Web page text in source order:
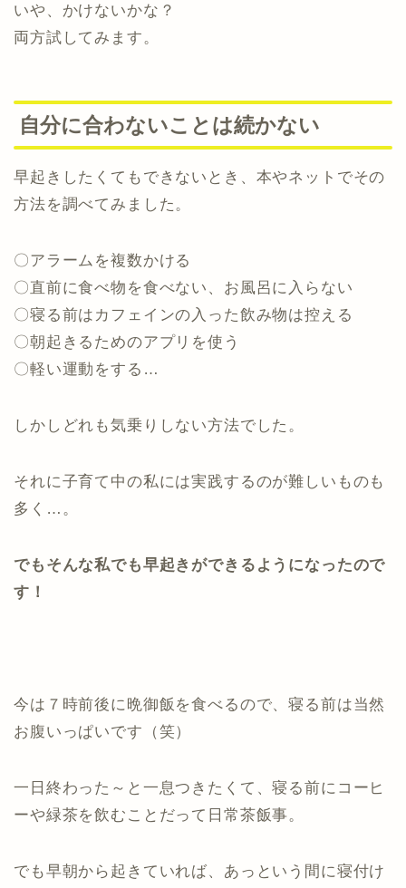
いや、かけないかな？
両方試してみます。
自分に合わないことは続かない
早起きしたくてもできないとき、本やネットでその
方法を調べてみました。
〇アラームを複数かける
〇直前に食べ物を食べない、お風呂に入らない
〇寝る前はカフェインの入った飲み物は控える
〇朝起きるためのアプリを使う
〇軽い運動をする…
しかしどれも気乗りしない方法でした。
それに子育て中の私には実践するのが難しいものも
多く…。
でもそんな私でも早起きができるようになったので
す！
今は７時前後に晩御飯を食べるので、寝る前は当然
お腹いっぱいです（笑）
一日終わった～と一息つきたくて、寝る前にコーヒ
ーや緑茶を飲むことだって日常茶飯事。
でも早朝から起きていれば、あっという間に寝付け